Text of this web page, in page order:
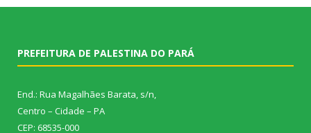
PREFEITURA DE PALESTINA DO PARÁ
End.: Rua Magalhães Barata, s/n,
Centro – Cidade – PA
CEP: 68535-000